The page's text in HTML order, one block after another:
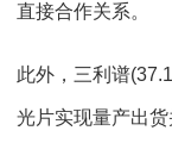
直接合作关系。
此外，三利谱
光片实现量产出